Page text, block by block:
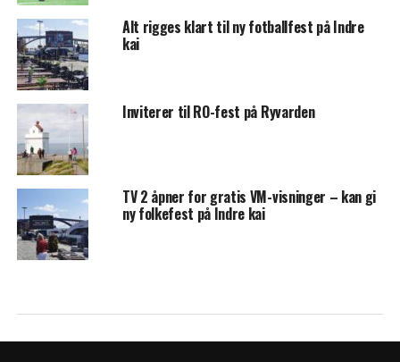
Alt rigges klart til ny fotballfest på Indre
kai
Inviterer til RO-fest på Ryvarden
TV 2 åpner for gratis VM-visninger – kan gi
ny folkefest på Indre kai